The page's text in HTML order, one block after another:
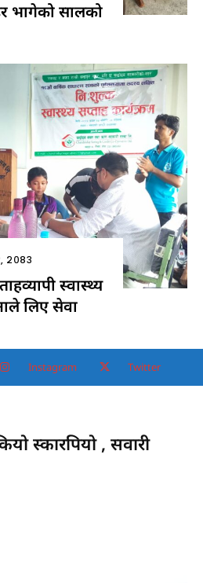
भागेको सालको
२०८३
स्वास्थ्य
लिए सेवा
Instagram Twitter